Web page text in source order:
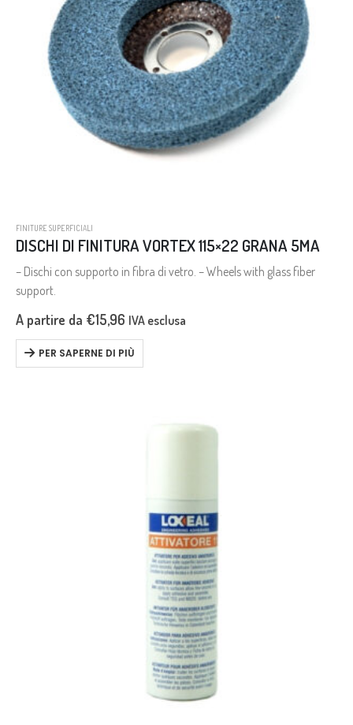
FINITURE SUPERFICIALI
DISCHI DI FINITURA VORTEX 115×22 GRANA 5MA
– Dischi con supporto in fibra di vetro. – Wheels with glass fiber
support.
A partire da €15,96 IVA esclusa
PER SAPERNE DI PIÙ